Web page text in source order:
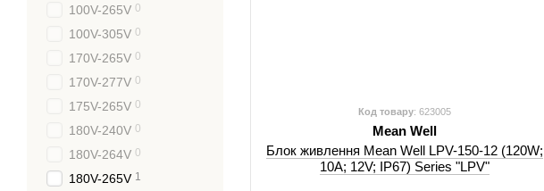
Код товару: 623005
Mean Well
Блок живлення Mean Well LPV-150-12 (120W;
10A; 12V; IP67) Series "LPV"
100V-265V 0
100V-305V 0
170V-265V 0
170V-277V 0
175V-265V 0
180V-240V 0
180V-264V 0
180V-265V 1